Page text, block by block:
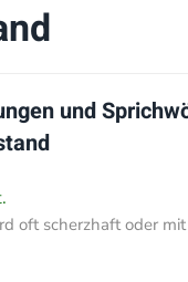
und
oft scherzhaft oder